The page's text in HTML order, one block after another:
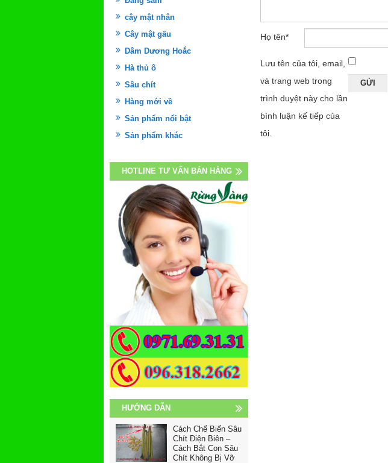
Họ tên*
Lưu tên của tôi, email,
và trang web trong
trình duyệt này cho lần
bình luận kế tiếp của
tôi.
cây mật nhân
Cây mật gấu
Dâm Dương Hoắc
Hà thủ ô
Sâu chít
Hàng mới về
Sản phẩm nổi bật
Sản phẩm khác
HOTLINE TƯ VẤN BÁN HÀNG
HƯỚNG DẪN
Cách Chế Biến Sâu
Chít Điện Biên –
Cách Bắt Con Sâu
Chít Không Bị Vỡ